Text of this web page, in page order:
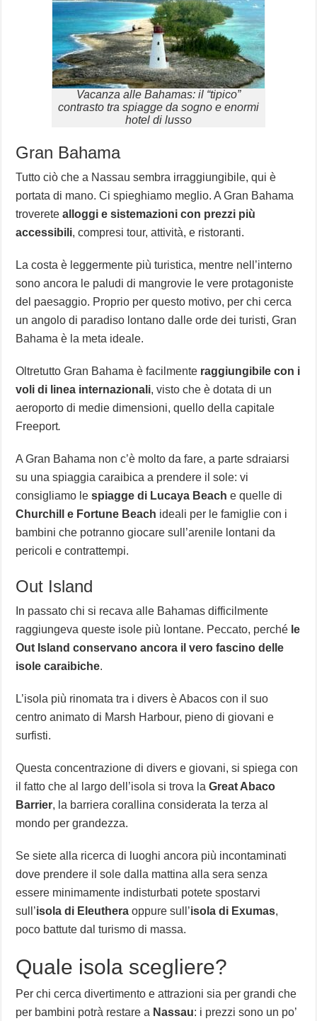
Vacanza alle Bahamas: il “tipico”
contrasto tra spiagge da sogno e enormi
hotel di lusso
Gran Bahama
Tutto ciò che a Nassau sembra irraggiungibile, qui è
portata di mano. Ci spieghiamo meglio. A Gran Bahama
troveretealloggi e sistemazioni con prezzi più
accessibili, compresi tour, attività, e ristoranti.
La costa è leggermente più turistica, mentre nell’interno
sono ancora le paludi di mangrovie le vere protagoniste
del paesaggio. Proprio per questo motivo, per chi cerca
un angolo di paradiso lontano dalle orde dei turisti, Gran
Bahama è la meta ideale.
Oltretutto Gran Bahama è facilmente raggiungibile con i
voli di linea internazionali, visto che è dotata di un
aeroporto di medie dimensioni, quello della capitale
Freeport.
A Gran Bahama non c’è molto da fare, a parte sdraiarsi
su una spiaggia caraibica a prendere il sole: vi
consigliamo lespiagge di Lucaya Beach e quelle di
Churchill e Fortune Beach ideali per le famiglie con i
bambini che potranno giocare sull’arenile lontani da
pericoli e contrattempi.
Out Island
In passato chi si recava alle Bahamas difficilmente
raggiungeva queste isole più lontane. Peccato, perché le
Out Island conservano ancora il vero fascino delle
isole caraibiche.
L’isola più rinomata tra i divers è Abacos con il suo
centro animato di Marsh Harbour, pieno di giovani e
surfisti.
Questa concentrazione di divers e giovani, si spiega con
il fatto che al largo dell’isola si trova laGreat Abaco
Barrier, la barriera corallina considerata la terza al
mondo per grandezza.
Se siete alla ricerca di luoghi ancora più incontaminati
dove prendere il sole dalla mattina alla sera senza
essere minimamente indisturbati potete spostarvi
sull’isola di Eleuthera oppure sull’isola di Exumas,
poco battute dal turismo di massa.
Quale isola scegliere?
Per chi cerca divertimento e attrazioni sia per grandi che
per bambini potrà restare a Nassau: i prezzi sono un po’